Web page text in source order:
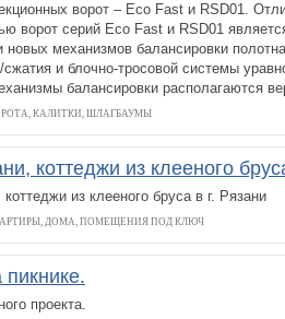
ворот – Eco Fast и RSD01.
ворот серий Eco Fast и RSD01
новых механизмов балансировки
сжатия и блочно-тросовой системы
балансировки располагаются
КАЛИТКИ, ШЛАГБАУМЫ
коттеджи из клееного
из клееного бруса в г. Рязани
ДОМА, ПОМЕЩЕНИЯ ПОД КЛЮЧ
проекта.